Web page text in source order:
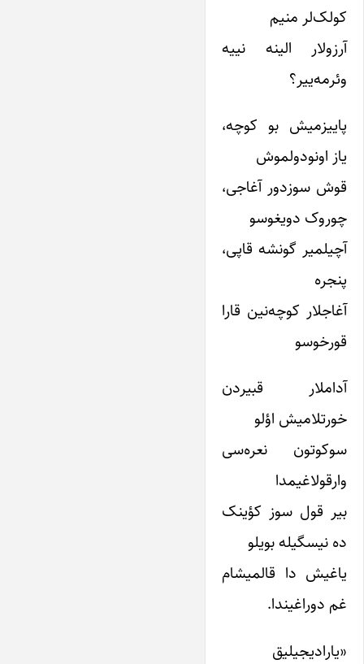
کولک‌لر منیم
آرزولار الینه نییه
وئرمه‌ییر؟
پاییزمیش بو کوچه،
یاز اونودولموش
قوش سوزدور آغاجی،
چوروک دویغوسو
آچیلمیر گونشه قاپی،
پنجره
آغاجلار کوچه‌نین قارا
قورخوسو
آداملار قبیردن
خورتلامیش اؤلو
سوکوتون نعره‌سی
وارقولاغیمدا
بیر قول سوز کؤینک
ده نیسگیله بویلو
یاغیش دا قالمیشام
غم دوراغیندا.
«یارادیجیلیق